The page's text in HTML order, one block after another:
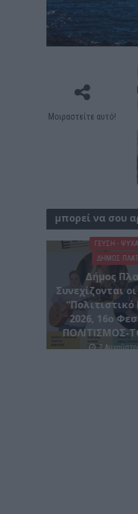
Μοιραστείτε αυτό!
μπορεί να σου
ΓΕΎΣΗ -
ΔΉΜΟΣ
Δήμος
Συνεχίζονται
2026, 16ο
ΠΟΛΙΤΙΣΜΟΣ-
7